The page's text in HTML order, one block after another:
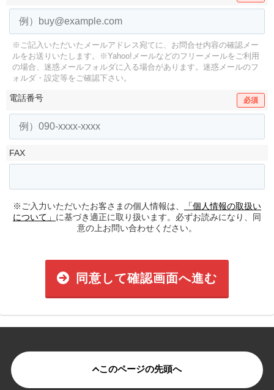
※ご記入いただいたメールアドレス宛てに、お問合せ内容の確認メー
ルをお送りいたします。
※Yahoo!メールなどのフリーメールをご利用
の場合、迷惑メールフォルダに入る場合があります。 迷惑メールのフ
ォルダ・設定等をご確認下さい。
電話番号 必須
FAX
※ご入力いただいたお客さまの個人情報は、
「個人情報の取扱い
について」 に基づき適正に取り扱います。必ずお読みになり、同
意の上お問い合わせください。
同意して確認画面へ進む
このページの先頭へ